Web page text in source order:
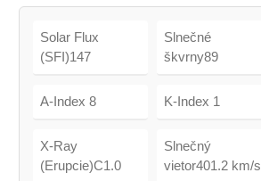
Solar Flux
(SFI)147
Slnečné
škvrny89
A-Index 8 K-Index 1
X-Ray
(Erupcie)C1.0
Slnečný
vietor401.2 km/s